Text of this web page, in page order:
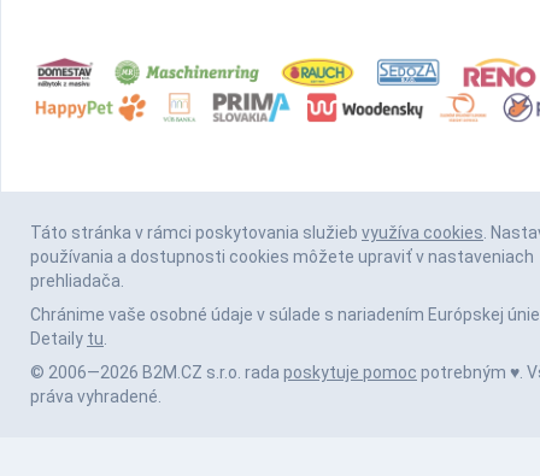
Táto stránka v rámci poskytovania služieb využíva cookies.
používania a dostupnosti cookies môžete upraviť v nastaveniach
prehliadača.
Chránime vaše osobné údaje v súlade s nariadením Európskej únie
Detaily tu.
© 2006—2026 B2M.CZ s.r.o. rada poskytuje pomoc potrebným ♥️.
práva vyhradené.